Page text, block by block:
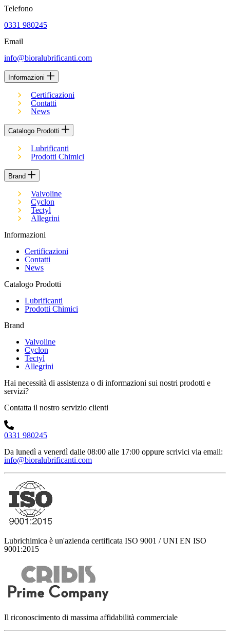
Telefono
0331 980245
Email
info@bioralubrificanti.com
Informazioni
Certificazioni
Contatti
News
Catalogo Prodotti
Lubrificanti
Prodotti Chimici
Brand
Valvoline
Cyclon
Tectyl
Allegrini
Informazioni
Certificazioni
Contatti
News
Catalogo Prodotti
Lubrificanti
Prodotti Chimici
Brand
Valvoline
Cyclon
Tectyl
Allegrini
Hai necessità di assistenza o di informazioni sui nostri prodotti e
servizi?
Contatta il nostro servizio clienti
0331 980245
Da lunedì a venerdì dalle 08:00 alle 17:00 oppure scrivici via email:
info@bioralubrificanti.com
Lubrichimica è un'azienda certificata ISO 9001 / UNI EN ISO
9001:2015
Il riconoscimento di massima affidabilità commerciale